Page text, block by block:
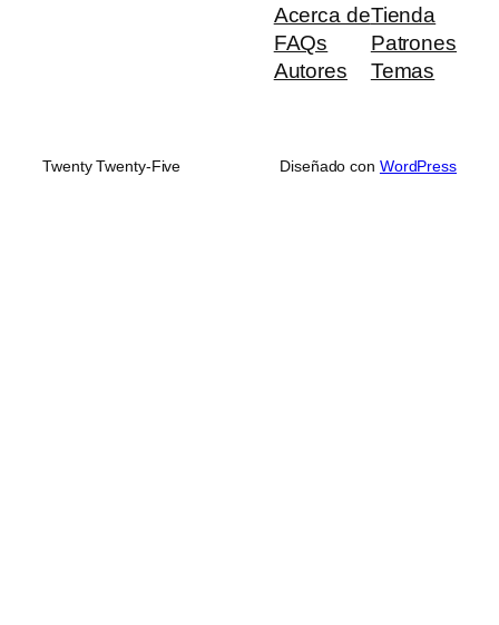
Acerca de
FAQs
Autores
Tienda
Patrones
Temas
Twenty Twenty-Five Diseñado con WordPress